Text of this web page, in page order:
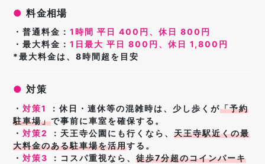
● 料金相場
・普通料金：1時間 平日 400円、休日 800円
・最大料金：1日最大 平日 800円、休日 1,800円
*最大料金は、8時間超を目安
● 対策
・対策1 ：休日・連休等の混雑時は、少し歩くが「予約
駐車場」で事前に車室を確保する。
・対策2 ：天王寺公園にも行くなら、天王寺駅近くの最
大料金のある駐車場を活用する。
・対策3 ：コスパ重視なら、徒歩7分超のコインパーキ